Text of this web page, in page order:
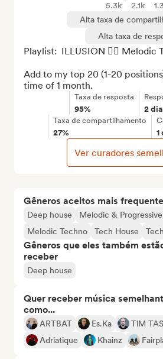
Gêneros aceitos mais
Deep house
Melodic &
Melodic Techno
Tech House
Gêneros que eles também
receber
Deep house
Quer receber música
como...
ARTBAT Es.Ka TiM
Adriatique
Khainz
5.3k 2.1k
Alta taxa de
Alta taxa de
Playlist:  ILLUSION 😵‍💫 Melodic
Add to my top 20 (1-20
time of 1 month.
Taxa de resposta
95% 2
Taxa de compartilhamento
27% 1
Ver curadores